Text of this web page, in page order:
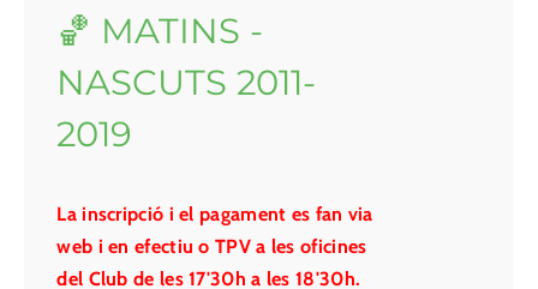
🏀 MATINS -
NASCUTS 2011-
2019
La inscripció i el pagament es fan via
web i en efectiu o TPV a les oficines
del Club de les 17'30h a les 18'30h.